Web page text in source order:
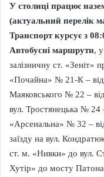
У столиці працює
(актуальний перелік
Транспорт курсує з
Автобусні маршрути,
залізничну ст. «Зеніт»
«Почайна» № 21-К – від
Маяковського № 22 –
вул. Тростянецька № 24
«Арсенальна» № 32 –
заїзду на вул.
ст. м. «Нивки» до вул.
Хутір» до мосту